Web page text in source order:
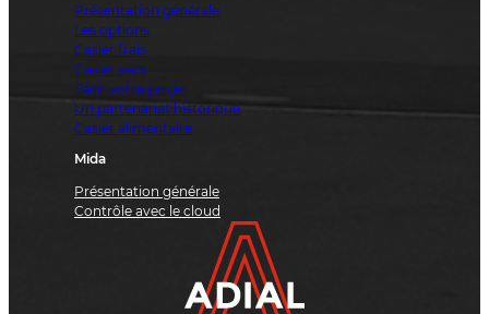
Présentation générale
Les options
Casier frais
Casier secs
Bâtir votre projet
Un partenariat historique
Casier alimentaire
Mida
Présentation générale
Contrôle avec le cloud